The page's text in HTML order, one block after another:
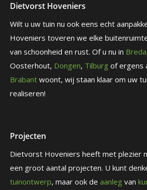
Dietvorst Hoveniers
Wilt u uw tuin nu ook eens echt
Hoveniers toveren we elke
van schoonheid en rust. Of u nu in Breda
Oosterhout, Dongen, Tilburg of ergens
Brabant woont, wij staan klaar om uw
realiseren!
Projecten
Dietvorst Hoveniers heeft met plezier
een groot aantal projecten. U kunt
tuinontwerp, maar ook de aanleg van